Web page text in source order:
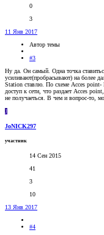
0
3
11 Янв 2017
Автор темы
#3
Ну да. Он самый. Одна точка
усиливают(пробрасывают) на более
Station ставлю. По схеме Acces
доступ к сети, что раздает Acces
не получаеться. В чем и вопрос-то,
J
JoNICK297
участник
14 Сен 2015
41
3
10
13 Янв 2017
#4